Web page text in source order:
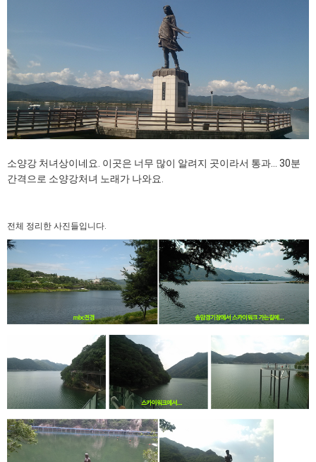
소양강 처녀상이네요. 이곳은 너무 많이 알려지 곳이라서 통과... 30분
간격으로 소양강처녀 노래가 나와요.
전체 정리한 사진들입니다.